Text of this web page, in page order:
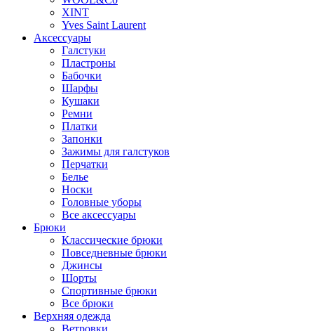
XINT
Yves Saint Laurent
Аксессуары
Галстуки
Пластроны
Бабочки
Шарфы
Кушаки
Ремни
Платки
Запонки
Зажимы для галстуков
Перчатки
Белье
Носки
Головные уборы
Все аксессуары
Брюки
Классические брюки
Повседневные брюки
Джинсы
Шорты
Спортивные брюки
Все брюки
Верхняя одежда
Ветровки